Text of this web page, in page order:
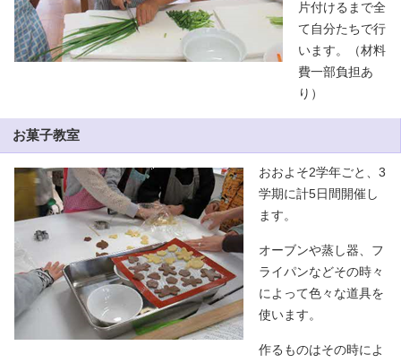
片付けるまで全
て自分たちで行
います。（材料
費一部負担あ
り）
お菓子教室
おおよそ2学年ごと、3
学期に計5日間開催し
ます。
オーブンや蒸し器、フ
ライパンなどその時々
によって色々な道具を
使います。
作るものはその時によ